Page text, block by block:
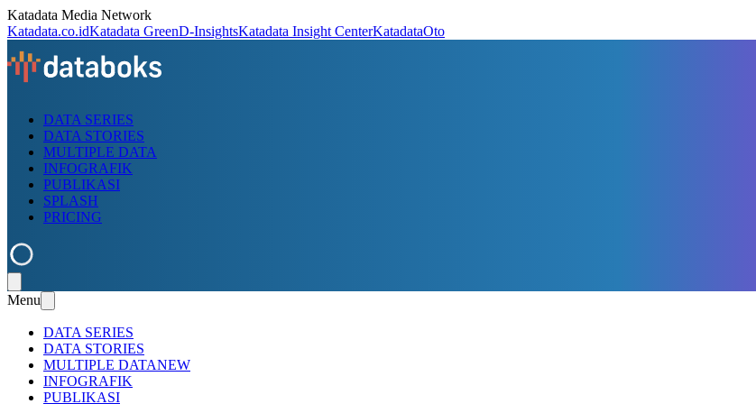
Katadata Media Network
Katadata.co.idKatadata GreenD-InsightsKatadata Insight CenterKatadataOto
DATA SERIES
DATA STORIES
MULTIPLE DATA
INFOGRAFIK
PUBLIKASI
SPLASH
PRICING
Menu
DATA SERIES
DATA STORIES
MULTIPLE DATANEW
INFOGRAFIK
PUBLIKASI